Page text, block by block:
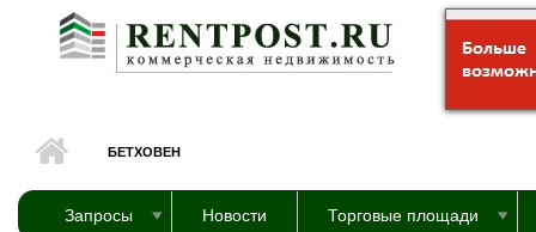
Перейти к основному содержанию
БЕТХОВЕН
Запросы Новости Торговые площади